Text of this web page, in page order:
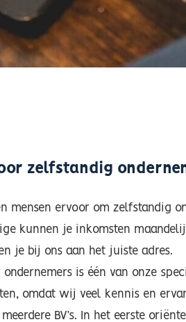
zelfstandig
mensen ervoor om zelfstandig
kunnen je inkomsten
je bij ons aan het juiste adres.
ondernemers is één van onze
omdat wij veel kennis en
BV’s. In het eerste